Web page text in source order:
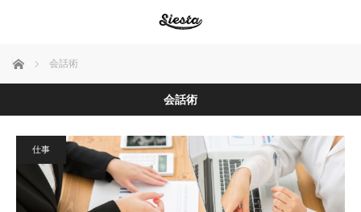
ホーム 会話術
会話術
仕事